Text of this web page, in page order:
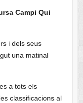
Campi Qui
i dels seus
una matinal
a tots els
classificacions al